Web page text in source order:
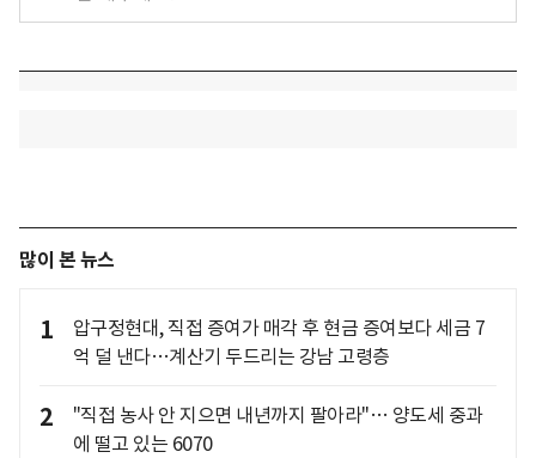
많이 본 뉴스
1
압구정현대, 직접 증여가 매각 후 현금 증여보다 세금 7
억 덜 낸다…계산기 두드리는 강남 고령층
2
"직접 농사 안 지으면 내년까지 팔아라"… 양도세 중과
에 떨고 있는 6070